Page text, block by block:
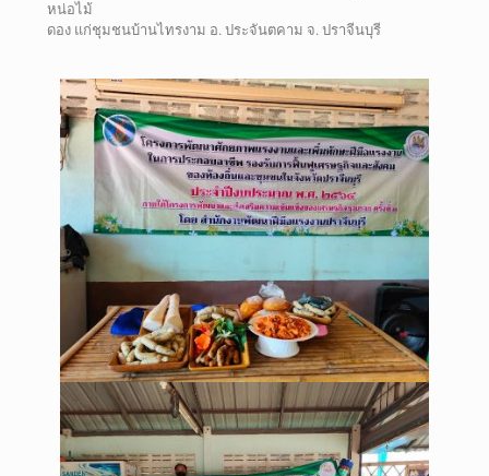
หน่อไม้
ดอง แก่ชุมชนบ้านไทรงาม อ. ประจันตคาม จ. ปราจีนบุรี